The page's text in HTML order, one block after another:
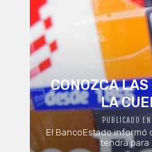
CONOZCA
LA
PUBLICADO
El BancoEstado
tendrá para